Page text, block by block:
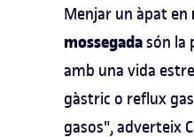
Menjar un àpat en
mossegadasón la
amb una vida
gàstric o reflux
gasos", adverteix